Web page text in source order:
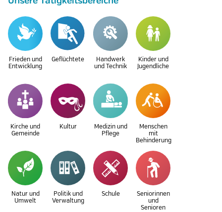
Frieden und
Entwicklung
Geflüchtete
Handwerk
und Technik
Kinder und
Jugendliche
Kirche und
Gemeinde
Kultur
Medizin und
Pflege
Menschen
mit
Behinderung
Natur und
Umwelt
Politik und
Verwaltung
Schule
Seniorinnen
und
Senioren